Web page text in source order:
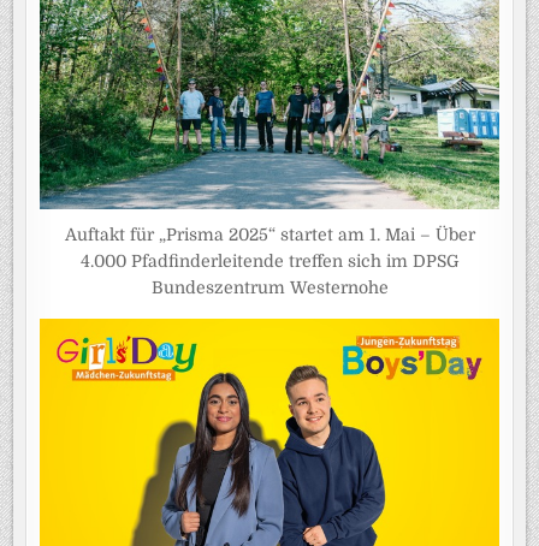
Auftakt für „Prisma 2025“ startet am 1. Mai – Über
4.000 Pfadfinderleitende treffen sich im DPSG
Bundeszentrum Westernohe